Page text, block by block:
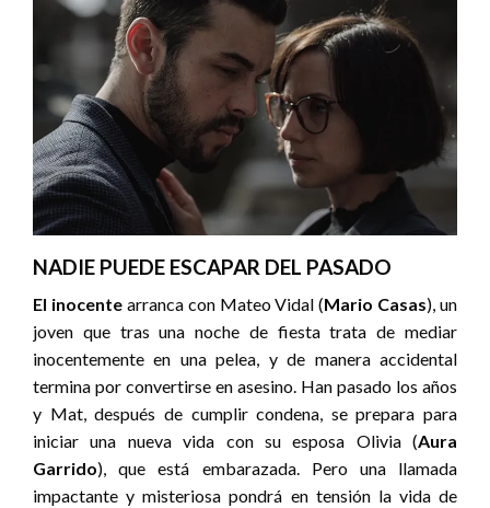
NADIE PUEDE ESCAPAR DEL PASADO
El inocentearranca con Mateo Vidal (Mario Casas), un
joven que tras una noche de fiesta trata de mediar
inocentemente en una pelea, y de manera accidental
termina por convertirse en asesino. Han pasado los años
y Mat, después de cumplir condena, se prepara para
iniciar una nueva vida con su esposa Olivia (Aura
Garrido), que está embarazada. Pero una llamada
impactante y misteriosa pondrá en tensión la vida de